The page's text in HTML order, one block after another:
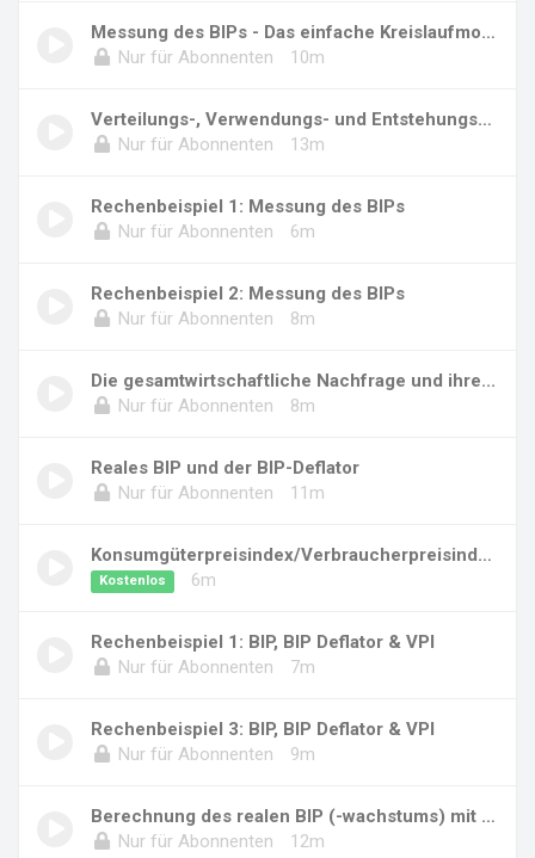
Messung des BIPs - Das einfache Kreislaufmode...
Nur für Abonnenten
10m
Verteilungs-, Verwendungs- und Entstehungsrec...
Nur für Abonnenten
13m
Rechenbeispiel 1: Messung des BIPs
Nur für Abonnenten
6m
Rechenbeispiel 2: Messung des BIPs
Nur für Abonnenten
8m
Die gesamtwirtschaftliche Nachfrage und ihre...
Nur für Abonnenten
8m
Reales BIP und der BIP-Deflator
Nur für Abonnenten
11m
Konsumgüterpreisindex/Verbraucherpreisindex (...
Kostenlos 6m
Rechenbeispiel 1: BIP, BIP Deflator & VPI
Nur für Abonnenten
7m
Rechenbeispiel 3: BIP, BIP Deflator & VPI
Nur für Abonnenten
9m
Berechnung des realen BIP (-wachstums) mit Ke...
Nur für Abonnenten
12m